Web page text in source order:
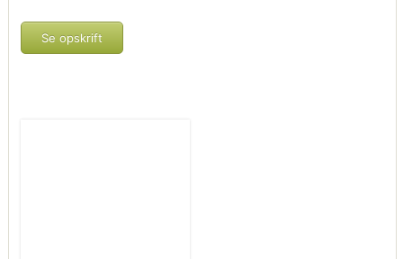
Se opskrift